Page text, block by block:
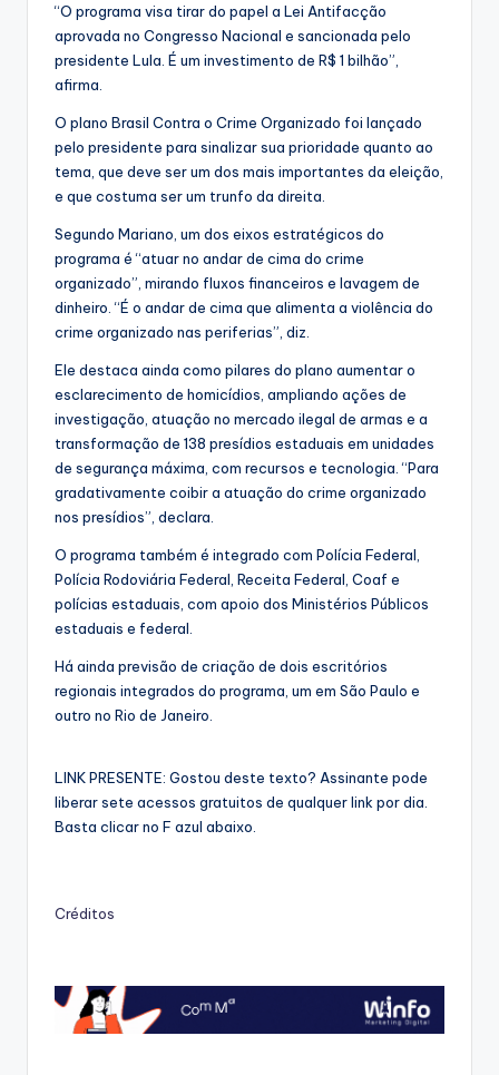
“O programa visa tirar do papel a Lei Antifacção
aprovada no Congresso Nacional e sancionada pelo
presidente Lula. É um investimento de R$ 1 bilhão”,
afirma.
O plano Brasil Contra o Crime Organizado foi lançado
pelo presidente para sinalizar sua prioridade quanto ao
tema, que deve ser um dos mais importantes da eleição,
e que costuma ser um trunfo da direita.
Segundo Mariano, um dos eixos estratégicos do
programa é “atuar no andar de cima do crime
organizado”, mirando fluxos financeiros e lavagem de
dinheiro. “É o andar de cima que alimenta a violência do
crime organizado nas periferias”, diz.
Ele destaca ainda como pilares do plano aumentar o
esclarecimento de homicídios, ampliando ações de
investigação, atuação no mercado ilegal de armas e a
transformação de 138 presídios estaduais em unidades
de segurança máxima, com recursos e tecnologia. “Para
gradativamente coibir a atuação do crime organizado
nos presídios”, declara.
O programa também é integrado com Polícia Federal,
Polícia Rodoviária Federal, Receita Federal, Coaf e
polícias estaduais, com apoio dos Ministérios Públicos
estaduais e federal.
Há ainda previsão de criação de dois escritórios
regionais integrados do programa, um em São Paulo e
outro no Rio de Janeiro.
LINK PRESENTE: Gostou deste texto? Assinante pode
liberar sete acessos gratuitos de qualquer link por dia.
Basta clicar no F azul abaixo.
Créditos